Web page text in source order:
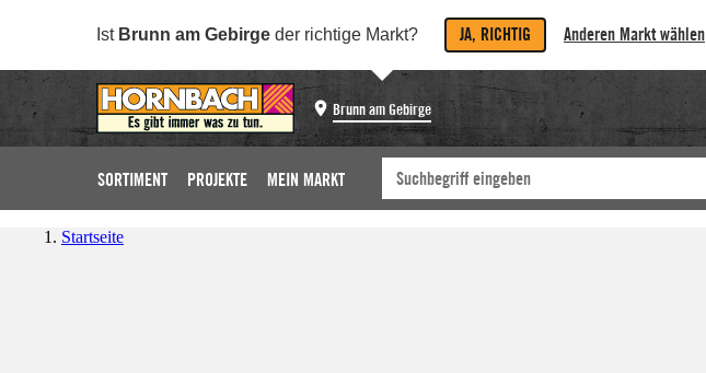
Ist Brunn am Gebirge der richtige Markt? JA, RICHTIG Anderen Markt wählen
Brunn am Gebirge
SORTIMENT PROJEKTE MEIN MARKT
Startseite